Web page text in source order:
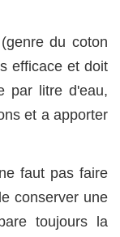
du coton
efficace et doit
par litre d'eau,
et a apporter
faut pas faire
conserver une
toujours la